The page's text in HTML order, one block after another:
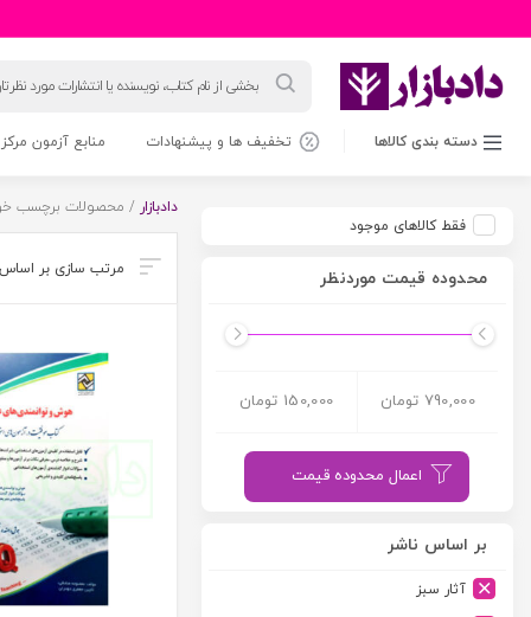
محصولات
دسته بندی کالاها تخفیف ها و پیشنهادات منابع آزمون
فقط کالاهای موجود
محدوده قیمت موردنظر
150,000 تومان 790,000 تومان
اعمال محدوده قیمت
بر اساس ناشر
آثار سبز
دادبازار / محصولات برچسب